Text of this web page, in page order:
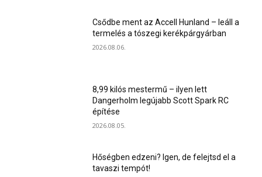
Csődbe ment az Accell Hunland – leáll a
termelés a tószegi kerékpárgyárban
2026.08.06.
8,99 kilós mestermű – ilyen lett
Dangerholm legújabb Scott Spark RC
építése
2026.08.05.
Hőségben edzeni? Igen, de felejtsd el a
tavaszi tempót!